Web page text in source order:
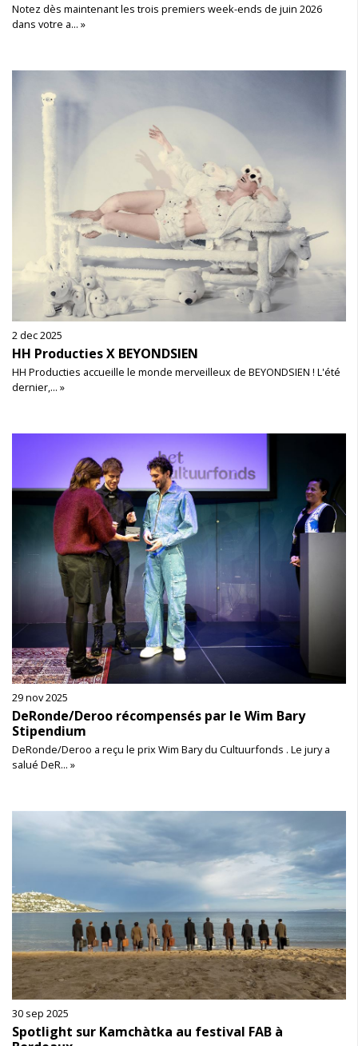
Notez dès maintenant les trois premiers week-ends de juin 2026
dans votre a... »
2 dec 2025
HH Producties X BEYONDSIEN
HH Producties accueille le monde merveilleux de BEYONDSIEN ! L'été
dernier,... »
29 nov 2025
DeRonde/Deroo récompensés par le Wim Bary
Stipendium
DeRonde/Deroo a reçu le prix Wim Bary du Cultuurfonds . Le jury a
salué DeR... »
30 sep 2025
Spotlight sur Kamchàtka au festival FAB à